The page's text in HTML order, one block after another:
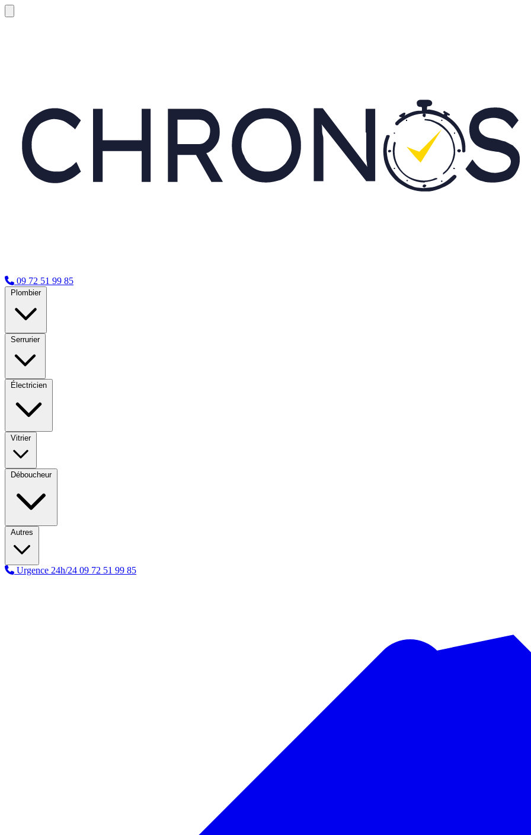
09 72 51 99 85
Plombier
Serrurier
Électricien
Vitrier
Déboucheur
Autres
Urgence 24h/24 09 72 51 99 85